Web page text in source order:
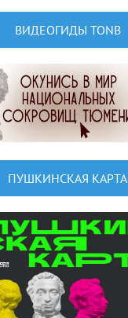
ВИДЕОГИДЫ TONB
ПУШКИНСКАЯ КАРТА